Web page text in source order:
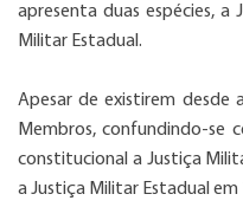
apresenta duas espécies, a
Militar Estadual.
Apesar de existirem desde
Membros, confundindo-se
constitucional a Justiça
a Justiça Militar Estadual em